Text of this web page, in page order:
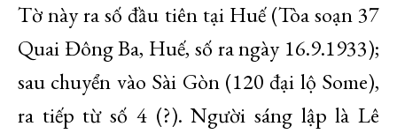
Tờ này ra số đầu tiên tại Huế (Tòa soạn 37
Quai Đông Ba, Huế, số ra ngày 16.9.1933);
sau chuyển vào Sài Gòn (120 đại lộ Some),
ra tiếp từ số 4 (?). Người sáng lập là Lê